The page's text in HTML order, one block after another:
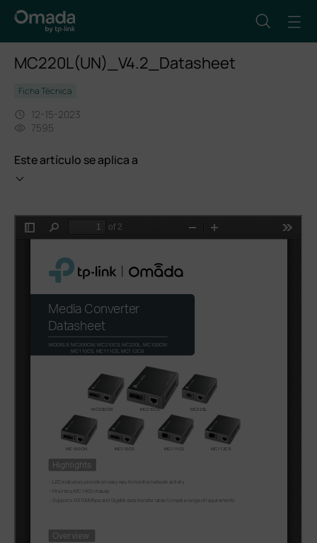
MC220L(UN)_V4.2_Datasheet
Ficha Técnica
12-15-2023
7595
Este artículo se aplica a